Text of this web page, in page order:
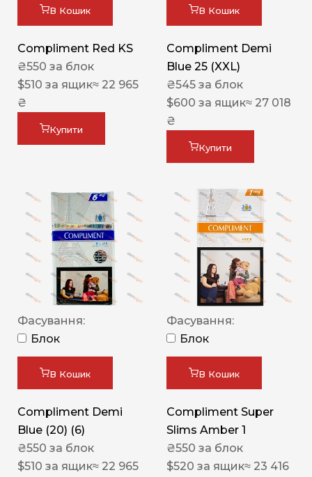
В Кошик
Compliment Red KS
₴550 за блок
$510 за ящик≈ 22 965
₴
Купити
В Кошик
Compliment Demi
Blue 25 (XXL)
₴545 за блок
$600 за ящик≈ 27 018
₴
Купити
Фасування:
Блок
В Кошик
Compliment Demi
Blue (20) (6)
₴550 за блок
$510 за ящик≈ 22 965
Фасування:
Блок
В Кошик
Compliment Super
Slims Amber 1
₴550 за блок
$520 за ящик≈ 23 416